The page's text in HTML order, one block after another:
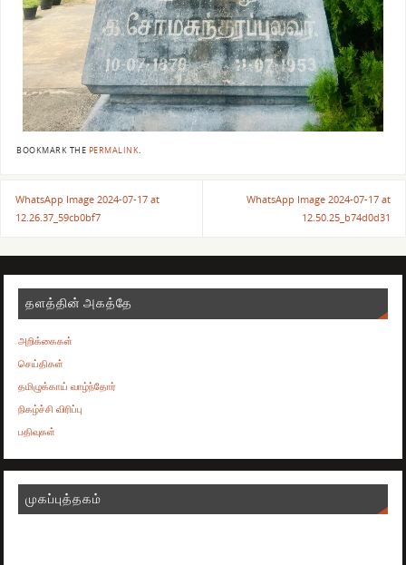
BOOKMARK THE PERMALINK.
WhatsApp Image 2024-07-17 at
12.26.37_59cb0bf7
WhatsApp Image 2024-07-17 at
12.50.25_b74d0d31
தளத்தின் அகத்தே
அறிக்கைகள்
செய்திகள்
தமிழுக்காய் வாழ்ந்தோர்
நிகழ்ச்சி விரிப்பு
பதிவுகள்
முகப்புத்தகம்